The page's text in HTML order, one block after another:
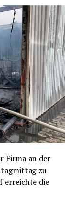
Fir­ma an der
zu
erreich­te die